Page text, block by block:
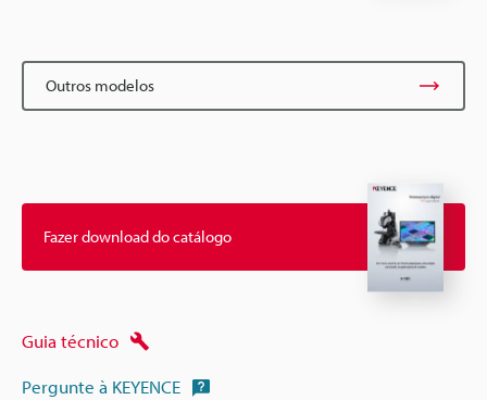
Outros modelos
Fazer download do catálogo
Guia técnico
Pergunte à KEYENCE